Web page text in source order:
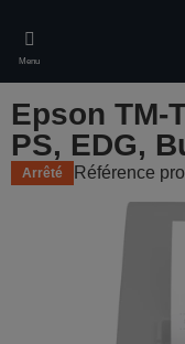
main
content
Menu
Epson TM-
PS, EDG,
Arrêté Référence